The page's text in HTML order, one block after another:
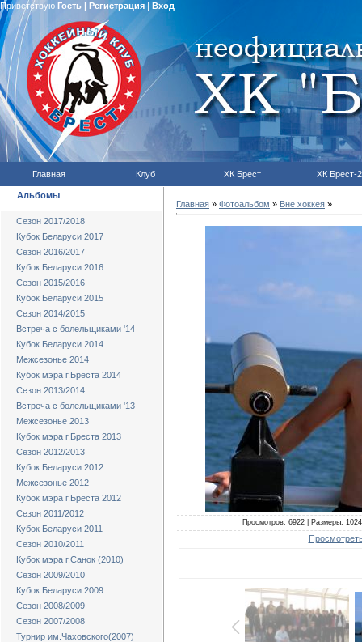
Приветствую Гость | Регистрация| Вход
Главная Клуб ХК Брест ХК Брест-2
Альбомы
Сезон 2017/2018
Кубок Беларуси 2017
Сезон 2016/2017
Кубок Беларуси 2016
Сезон 2015/2016
Кубок Беларуси 2015
Сезон 2014/2015
Встреча с болельщиками '14
Кубок Беларуси 2014
Межсезонье 2014
Кубок мэра г.Бреста 2014
Сезон 2013/2014
Встреча с болельщиками '13
Межсезонье 2013
Кубок мэра г.Бреста 2013
Сезон 2012/2013
Кубок Беларуси 2012
Межсезонье 2012
Кубок мэра г.Бреста 2012
Сезон 2011/2012
Кубок Беларуси 2011
Сезон 2010/2011
Кубок мэра г.Санок (2010)
Сезон 2009/2010
Кубок Беларуси 2009
Сезон 2008/2009
Сезон 2007/2008
Турнир им.Чаховского(2007)
Главная » Фотоальбом » Вне хоккея »
Просмотров: 6922 | Размеры: